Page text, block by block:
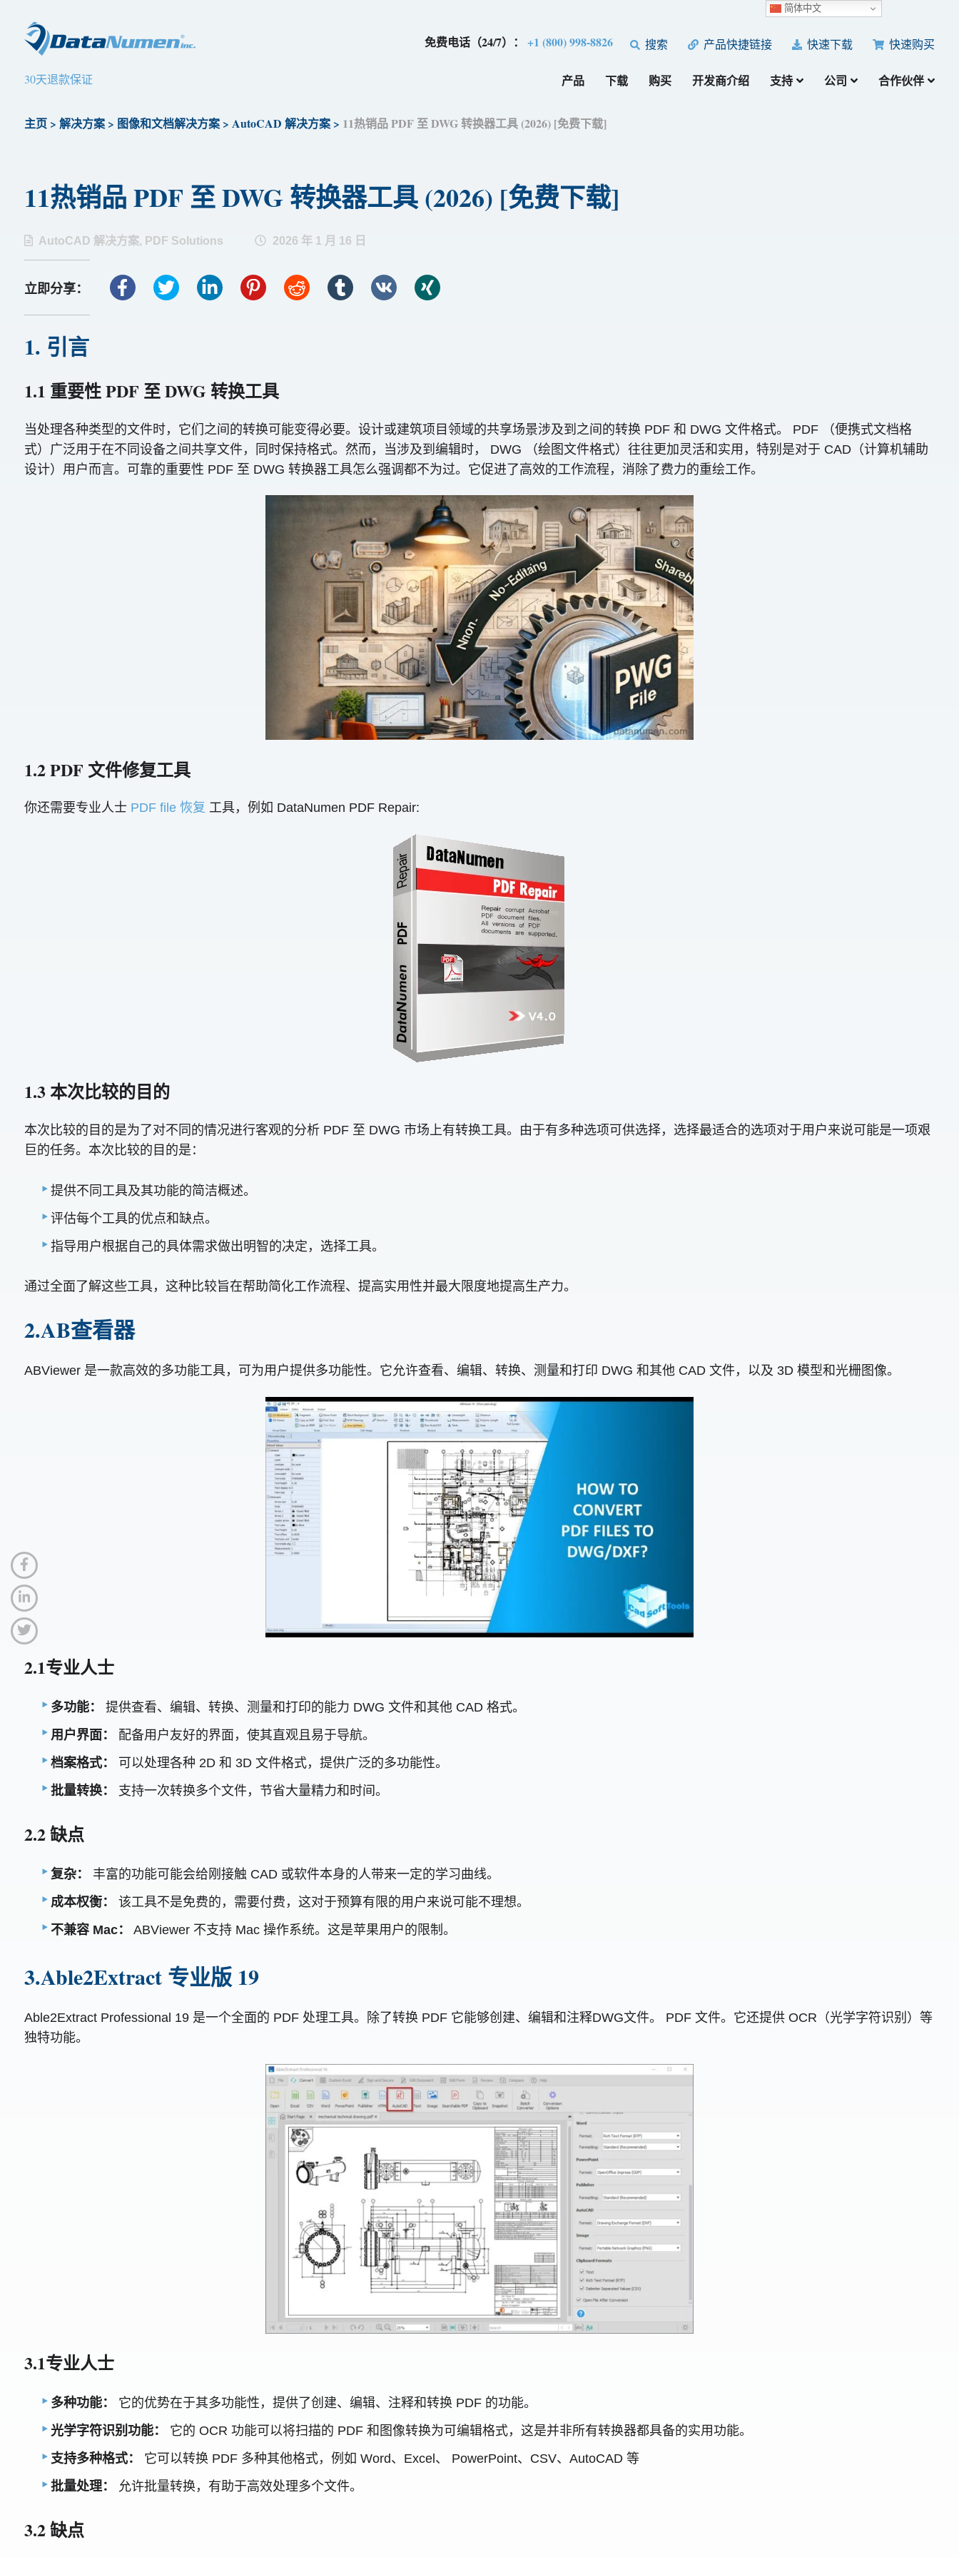
免费电话（24/7）：+1 (800) 998-8826 搜索 产品快捷链接 快速下载 快速购买
30天退款保证 产品 下载 购买 开发商介绍 支持 公司 合作伙伴
主页> 解决方案> 图像和文档解决方案> AutoCAD 解决方案> 11热销品 PDF 至 DWG 转换器工具 (2026) [免费下​​载]
11热销品 PDF 至 DWG 转换器工具 (2026) [免费下​​载]
AutoCAD 解决方案, PDF Solutions 2026 年 1 月 16 日
立即分享：
1. 引言
1.1 重要性 PDF 至 DWG 转换工具
当处理各种类型的文件时，它们之间的转换可能变得必要。设计或建筑项目领域的共享场景涉及到之间的转换 PDF 和 DWG 文件格式。 PDF （便携式文档格
式）广泛用于在不同设备之间共享文件，同时保持格式。然而，当涉及到编辑时， DWG （绘图文件格式）往往更加灵活和实用，特别是对于 CAD（计算机辅助
设计）用户而言。可靠的重要性 PDF 至 DWG 转换器工具怎么强调都不为过。它促进了高效的工作流程，消除了费力的重绘工作。
1.2 PDF 文件修复工具
你还需要专业人士 PDF file 恢复 工具，例如 DataNumen PDF Repair:
1.3 本次比较的目的
本次比较的目的是为了对不同的情况进行客观的分析 PDF 至 DWG 市场上有转换工具。由于有多种选项可供选择，选择最适合的选项对于用户来说可能是一项艰
巨的任务。本次比较的目的是：
提供不同工具及其功能的简洁概述。
评估每个工具的优点和缺点。
指导用户根据自己的具体需求做出明智的决定，选择工具。
通过全面了解这些工具，这种比较旨在帮助简化工作流程、提高实用性并最大限度地提高生产力。
2.AB查看器
ABViewer 是一款高效的多功能工具，可为用户提供多功能性。它允许查看、编辑、转换、测量和打印 DWG 和其他 CAD 文件，以及 3D 模型和光栅图像。
2.1专业人士
多功能：
提供查看、编辑、转换、测量和打印的能力 DWG 文件和其他 CAD 格式。
用户界面：
配备用户友好的界面，使其直观且易于导航。
档案格式：
可以处理各种 2D 和 3D 文件格式，提供广泛的多功能性。
批量转换：
支持一次转换多个文件，节省大量精力和时间。
2.2 缺点
复杂：
丰富的功能可能会给刚接触 CAD 或软件本身的人带来一定的学习曲线。
成本权衡：
该工具不是免费的，需要付费，这对于预算有限的用户来说可能不理想。
不兼容 Mac：
ABViewer 不支持 Mac 操作系统。这是苹果用户的限制。
3.Able2Extract 专业版 19
Able2Extract Professional 19 是一个全面的 PDF 处理工具。除了转换 PDF 它能够创建、编辑和注释DWG文件。 PDF 文件。它还提供 OCR（光学字符识别）等
独特功能。
3.1专业人士
多种功能：
它的优势在于其多功能性，提供了创建、编辑、注释和转换 PDF 的功能。
光学字符识别功能：
它的 OCR 功能可以将扫描的 PDF 和图像转换为可编辑格式，这是并非所有转换器都具备的实用功能。
支持多种格式：
它可以转换 PDF 多种其他格式，例如 Word、Excel、 PowerPoint、CSV、AutoCAD 等
批量处理：
允许批量转换，有助于高效处理多个文件。
3.2 缺点
简体中文